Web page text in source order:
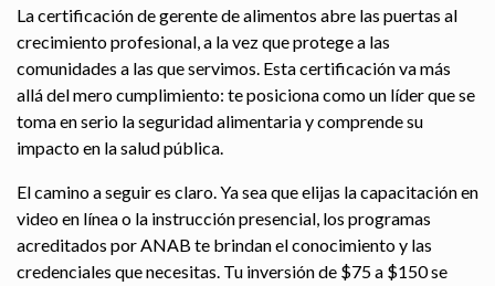
La certificación de gerente de alimentos abre las puertas al
crecimiento profesional, a la vez que protege a las
comunidades a las que servimos. Esta certificación va más
allá del mero cumplimiento: te posiciona como un líder que se
toma en serio la seguridad alimentaria y comprende su
impacto en la salud pública.
El camino a seguir es claro. Ya sea que elijas la capacitación en
video en línea o la instrucción presencial, los programas
acreditados por ANAB te brindan el conocimiento y las
credenciales que necesitas. Tu inversión de $75 a $150 se